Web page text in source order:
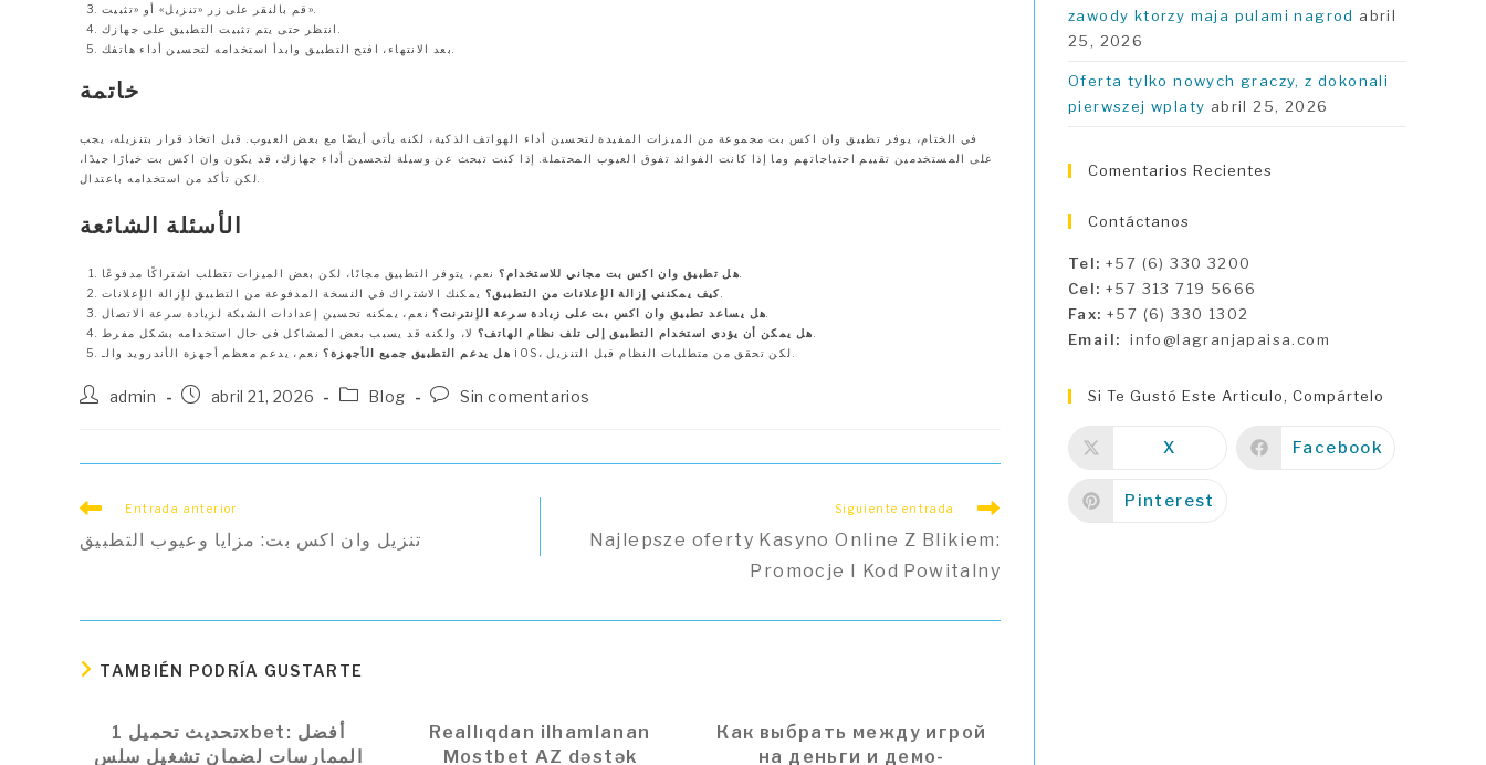
قم بالنقر على زر «تنزيل» أو «تثبيت».
خاتمة
في الختام، يوفر تطبيق وان اكس بت مجموعة من الميزات المفيدة لتحسين أداء الهواتف الذكية، لكنه يأتي أيضًا مع بعض العيوب. قبل اتخاذ قرار بتنزيله، يجب
على المستخدمين تقييم احتياجاتهم وما إذا كانت الفوائد تفوق العيوب المحتملة. إذا كنت تبحث عن وسيلة لتحسين أداء جهازك، قد يكون وان اكس بت خيارًا جيدًا،
الأسئلة الشائعة
هل تطبيق وان اكس بت مجاني للاستخدام؟
كيف يمكنني إزالة الإعلانات من التطبيق؟
هل يساعد تطبيق وان اكس بت على زيادة سرعة الإنترنت؟
هل يمكن أن يؤدي استخدام التطبيق إلى تلف نظام الهاتف؟
هل يدعم التطبيق جميع الأجهزة؟
Autoradmin
Publicación
abril 21, 2026
Categoría
Blog
Comentarios
Sin comentarios
Leer
artículos
Entrada anterior
تنزيل وان اكس بت: مزايا وعيوب التطبيق
Siguiente entrada
Najlepsze oferty Kasyno Online Z Blikiem:
Promocje I Kod Powitalny
TAMBIÉN PODRÍA GUSTARTE
تحديث تحميل 1xbet: أفضل
الممارسات لضمان تشغيل سلس
Reallıqdan ilhamlanan
Mostbet AZ dəstək
Как выбрать между игрой
на деньги и демо-
zawody ktorzy maja pulami nagrod abril
25, 2026
Oferta tylko nowych graczy, z dokonali
pierwszej wplaty abril 25, 2026
Comentarios Recientes
Contáctanos
Tel: +57 (6) 330 3200
Cel: +57 313 719 5666
Fax: +57 (6) 330 1302
Email: info@lagranjapaisa.com
Si Te Gustó Este Articulo, Compártelo
X Facebook
Pinterest